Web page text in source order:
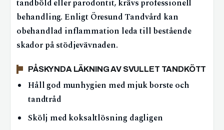
tandböld eller parodontit, krävs professionell
behandling. Enligt Öresund Tandvård kan
obehandlad inflammation leda till bestående
skador på stödjevävnaden.
PÅSKYNDA LÄKNING AV SVULLET TANDKÖTT
Håll god munhygien med mjuk borste och
tandtråd
Skölj med koksaltlösning dagligen